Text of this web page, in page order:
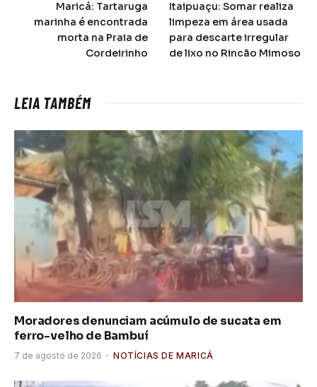
Maricá: Tartaruga
marinha é encontrada
morta na Praia de
Cordeirinho
Itaipuaçu: Somar realiza
limpeza em área usada
para descarte irregular
de lixo no Rincão Mimoso
LEIA TAMBÉM
Moradores denunciam acúmulo de sucata em
ferro-velho de Bambuí
7 de agosto de 2026 NOTÍCIAS DE MARICÁ